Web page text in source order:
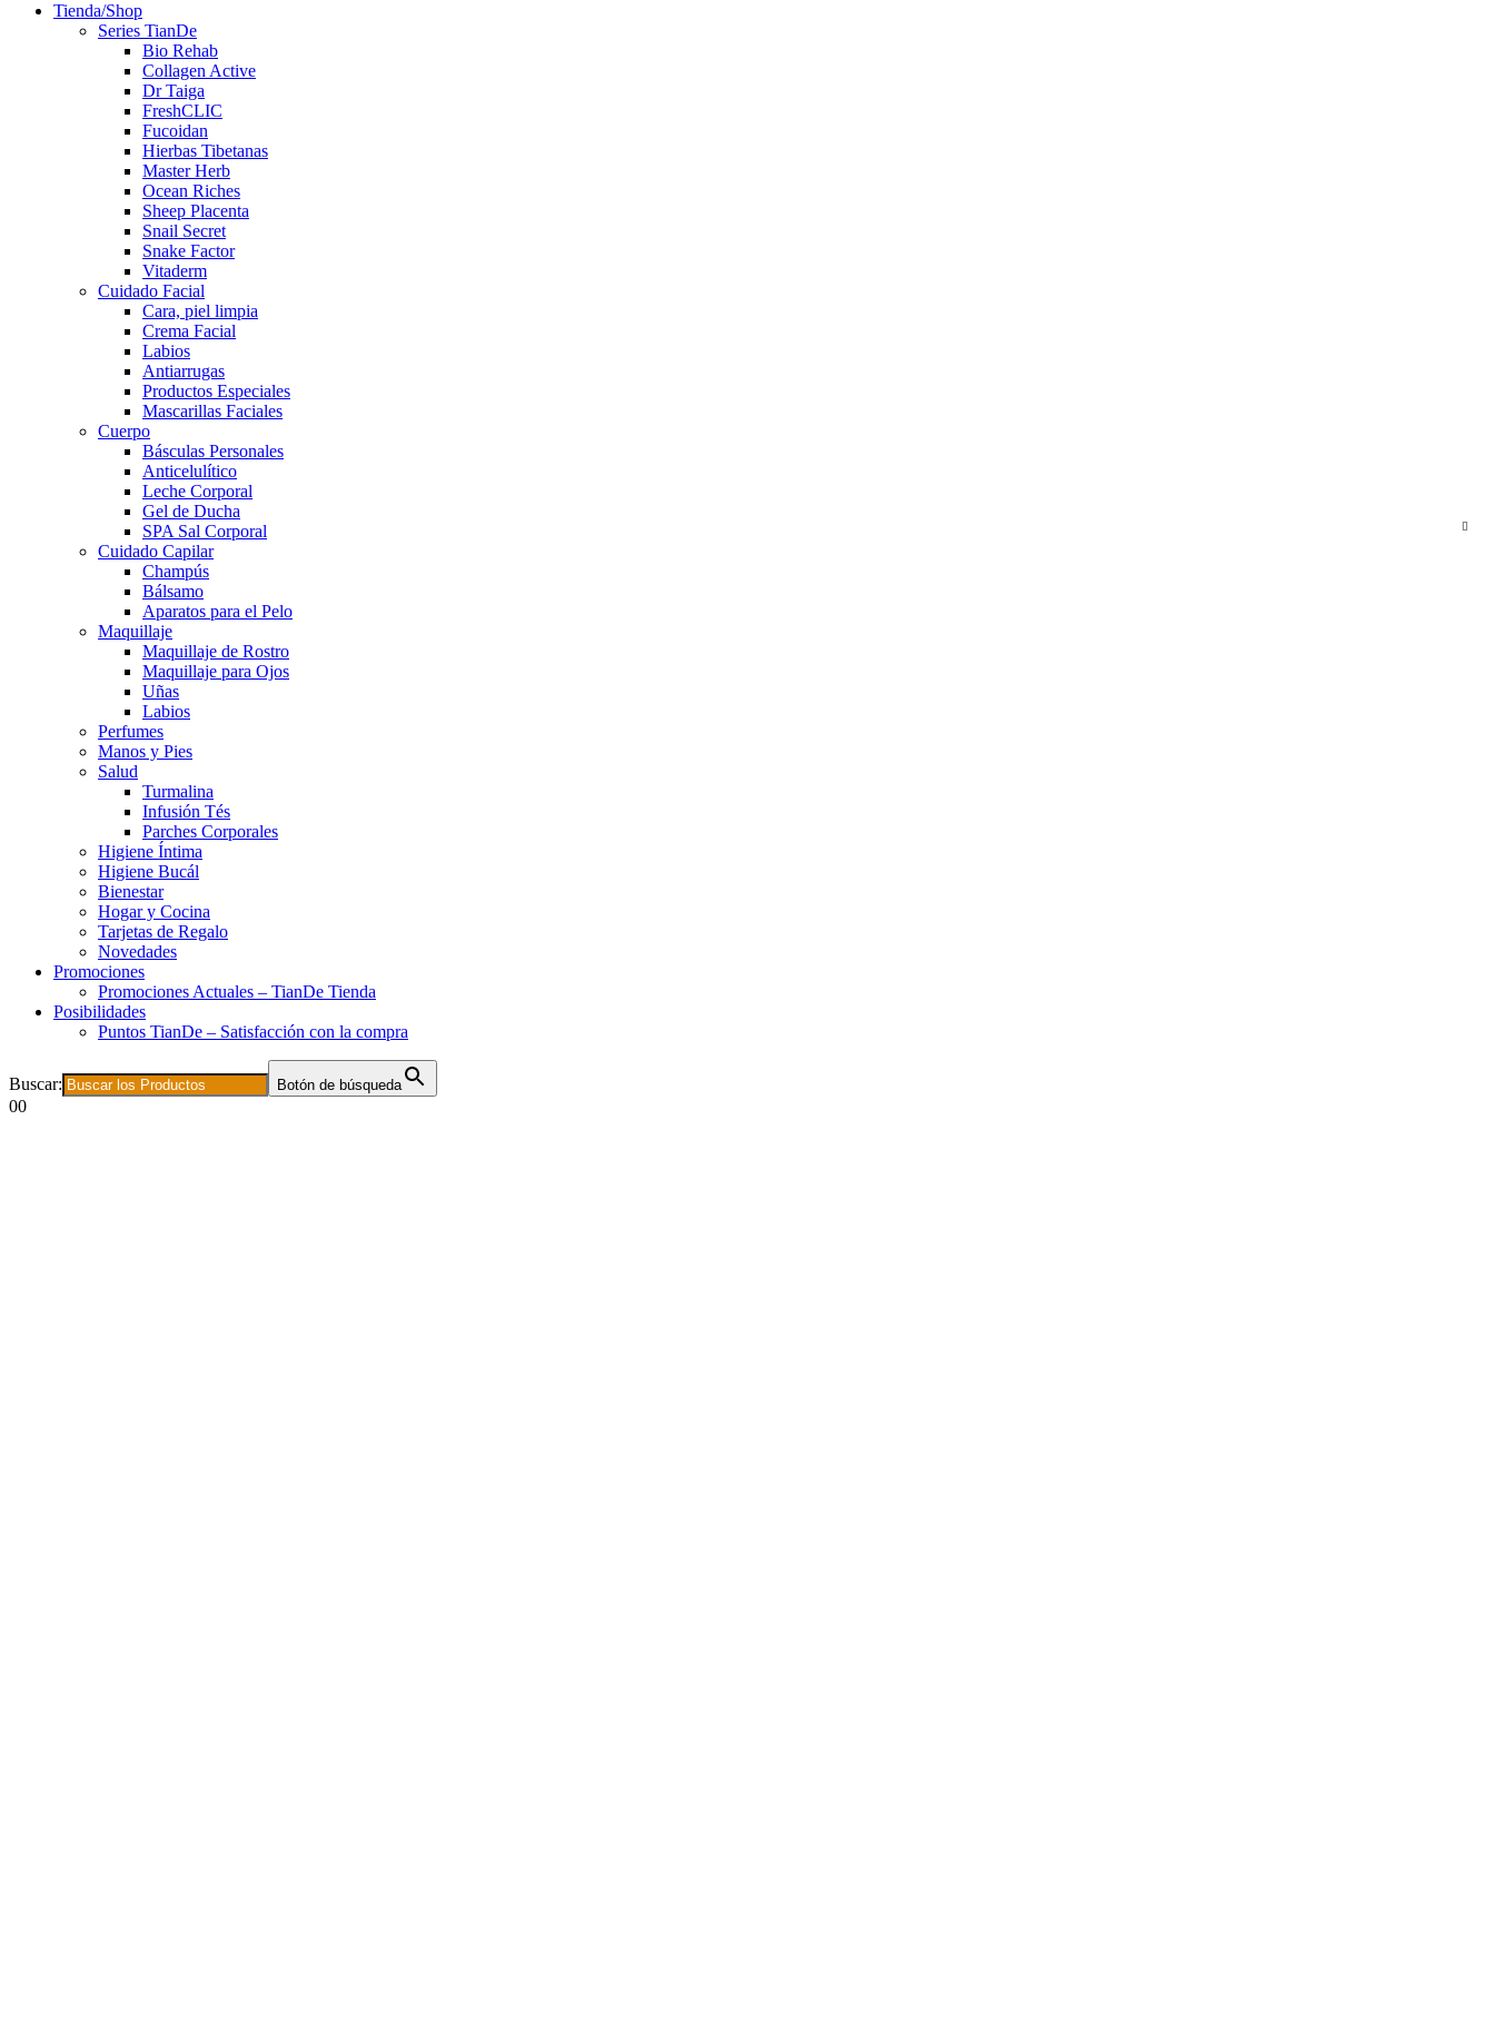
Tienda/Shop
Series TianDe
Bio Rehab
Collagen Active
Dr Taiga
FreshCLIC
Fucoidan
Hierbas Tibetanas
Master Herb
Ocean Riches
Sheep Placenta
Snail Secret
Snake Factor
Vitaderm
Cuidado Facial
Cara, piel limpia
Crema Facial
Labios
Antiarrugas
Productos Especiales
Mascarillas Faciales
Cuerpo
Básculas Personales
Anticelulítico
Leche Corporal
Gel de Ducha
SPA Sal Corporal
Cuidado Capilar
Champús
Bálsamo
Aparatos para el Pelo
Maquillaje
Maquillaje de Rostro
Maquillaje para Ojos
Uñas
Labios
Perfumes
Manos y Pies
Salud
Turmalina
Infusión Tés
Parches Corporales
Higiene Íntima
Higiene Bucál
Bienestar
Hogar y Cocina
Tarjetas de Regalo
Novedades
Promociones
Promociones Actuales – TianDe Tienda
Posibilidades
Puntos TianDe – Satisfacción con la compra
Buscar: Botón de búsqueda
00